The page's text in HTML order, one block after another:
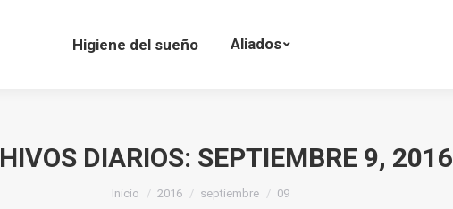
Higiene del sueño Aliados
DIARIOS: SEPTIEMBRE 9, 2016
Estás aquí:
Inicio 2016 septiembre 09